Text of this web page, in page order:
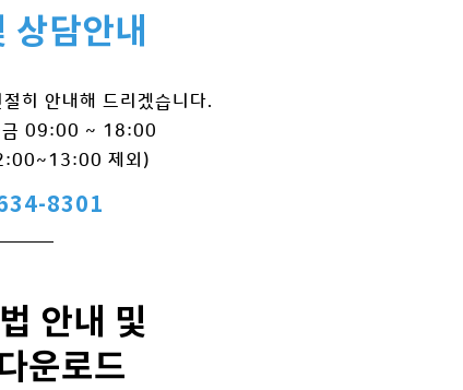
상담안내
히 안내해 드리겠습니다.
금 09:00 ~ 18:00
제외)
8301
안내 및
운로드